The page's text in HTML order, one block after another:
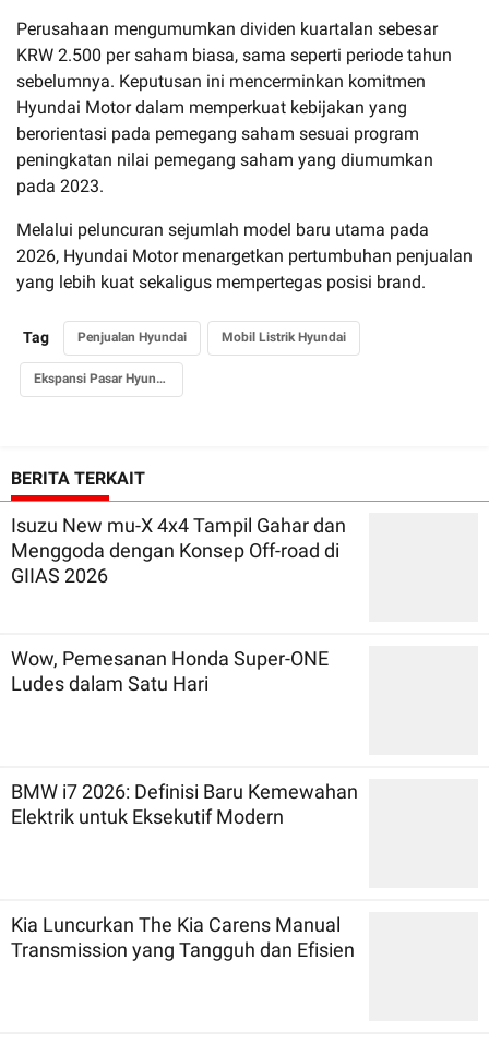
Perusahaan mengumumkan dividen kuartalan sebesar
KRW 2.500 per saham biasa, sama seperti periode tahun
sebelumnya. Keputusan ini mencerminkan komitmen
Hyundai Motor dalam memperkuat kebijakan yang
berorientasi pada pemegang saham sesuai program
peningkatan nilai pemegang saham yang diumumkan
pada 2023.
Melalui peluncuran sejumlah model baru utama pada
2026, Hyundai Motor menargetkan pertumbuhan penjualan
yang lebih kuat sekaligus mempertegas posisi brand.
Tag Penjualan Hyundai Mobil Listrik Hyundai
Ekspansi Pasar Hyundai
BERITA TERKAIT
Isuzu New mu-X 4x4 Tampil Gahar dan
Menggoda dengan Konsep Off-road di
GIIAS 2026
Wow, Pemesanan Honda Super-ONE
Ludes dalam Satu Hari
BMW i7 2026: Definisi Baru Kemewahan
Elektrik untuk Eksekutif Modern
Kia Luncurkan The Kia Carens Manual
Transmission yang Tangguh dan Efisien